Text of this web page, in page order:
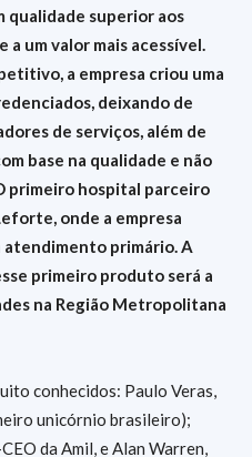
qualidade superior aos
a um valor mais acessível.
a empresa criou uma
deixando de
de serviços, além de
base na qualidade e não
primeiro hospital parceiro
onde a empresa
atendimento primário. A
primeiro produto será a
na Região Metropolitana
conhecidos: Paulo Veras,
unicórnio brasileiro);
da Amil, e Alan Warren,